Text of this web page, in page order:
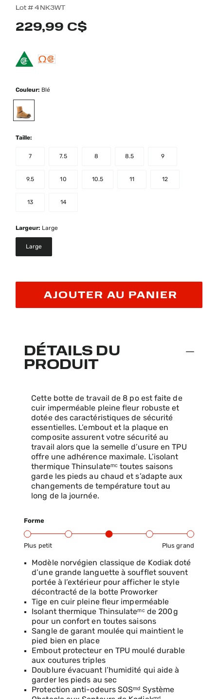
Lot #4NK3WT
4,7 out of 5 Customer Rating
229,99 C$
Couleur: Blé
Taille:
7 7.5 8 8.5 9
9.5 10 10.5 11 12
13 14
Largeur: Large
Large
AJOUTER AU PANIER
DÉTAILS DU
PRODUIT
Cette botte de travail de 8 po est faite de
cuir imperméable pleine fleur robuste et
dotée des caractéristiques de sécurité
essentielles. L’embout et la plaque en
composite assurent votre sécurité au
travail alors que la semelle d’usure en TPU
offre une adhérence maximale. L’isolant
thermique Thinsulateᵐᶜ toutes saisons
garde les pieds au chaud et s’adapte aux
changements de température tout au
long de la journée.
Forme
Plus petit Plus grand
Gamme d’ajustement du produit : du petit au grand
Modèle norvégien classique de Kodiak doté
d’une grande languette à soufflet souvent
portée à l’extérieur pour afficher le style
décontracté de la botte Proworker
Tige en cuir pleine fleur imperméable
Isolant thermique Thinsulateᵐᶜ de 200 g
pour un confort en toutes saisons
Sangle de garant moulée qui maintient le
pied bien en place
Embout protecteur en TPU moulé durable
aux coutures triples
Doublure évacuant l’humidité qui aide à
garder les pieds au sec
Protection anti-odeurs SOSᵐᵈ Système